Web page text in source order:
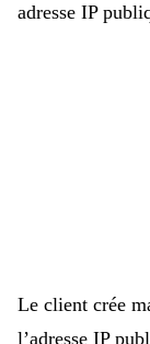
adresse IP
Le client crée
l’adresse IP